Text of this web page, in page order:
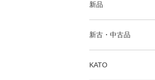
新品
新古・中古品
KATO